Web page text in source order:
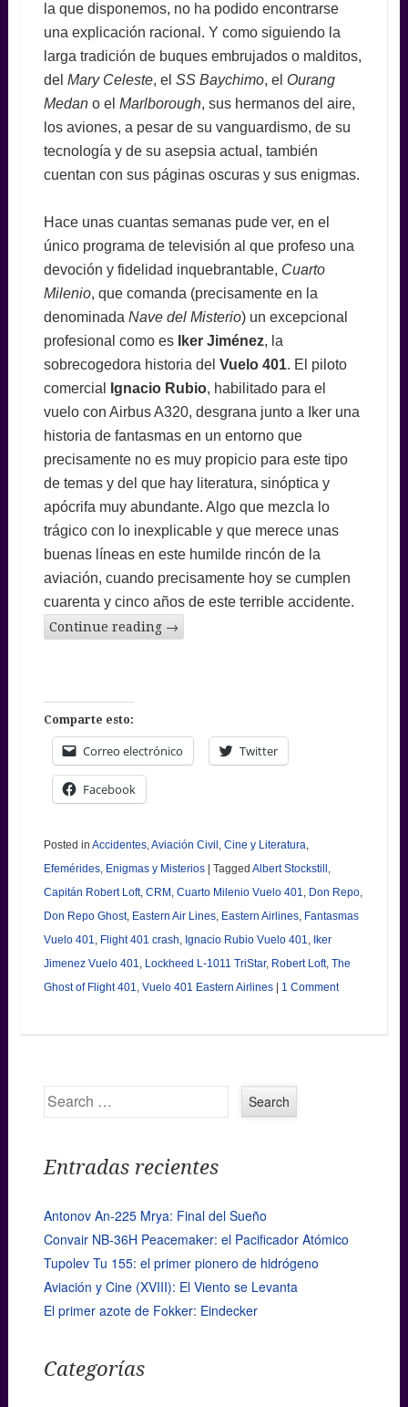
la que disponemos, no ha podido encontrarse
una explicación racional. Y como siguiendo la
larga tradición de buques embrujados o malditos,
del Mary Celeste, el SS Baychimo, el Ourang
Medano el Marlborough, sus hermanos del aire,
los aviones, a pesar de su vanguardismo, de su
tecnología y de su asepsia actual, también
cuentan con sus páginas oscuras y sus enigmas.
Hace unas cuantas semanas pude ver, en el
único programa de televisión al que profeso una
devoción y fidelidad inquebrantable, Cuarto
Milenio, que comanda (precisamente en la
denominada Nave del Misterio) un excepcional
profesional como es
Iker Jiménez, la
sobrecogedora historia del Vuelo 401. El piloto
comercial
Ignacio Rubio, habilitado para el
vuelo con Airbus A320, desgrana junto a Iker una
historia de fantasmas en un entorno que
precisamente no es muy propicio para este tipo
de temas y del que hay literatura, sinóptica y
apócrifa muy abundante. Algo que mezcla lo
trágico con lo inexplicable y que merece unas
buenas líneas en este humilde rincón de la
aviación, cuando precisamente hoy se cumplen
cuarenta y cinco años de este terrible accidente.
Continue reading →
Comparte esto:
Correo electrónico Twitter
Facebook
Posted in Accidentes,Aviación Civil , Cine y Literatura,
Efemérides, Enigmas y Misterios Tagged Albert Stockstill ,
Capitán Robert Loft, CRM , Cuarto Milenio Vuelo 401, Don Repo,
Don Repo Ghost, Eastern Air Lines, Eastern Airlines, Fantasmas
Vuelo 401, Flight 401 crash, Ignacio Rubio Vuelo 401, Iker
Jimenez Vuelo 401, Lockheed L-1011 TriStar, Robert Loft, The
Ghost of Flight 401, Vuelo 401 Eastern Airlines 1 Comment
Search
Entradas recientes
Antonov An-225 Mrya: Final del Sueño
Convair NB-36H Peacemaker: el Pacificador Atómico
Tupolev Tu 155: el primer pionero de hidrógeno
Aviación y Cine (XVIII): El Viento se Levanta
El primer azote de Fokker: Eindecker
Categorías